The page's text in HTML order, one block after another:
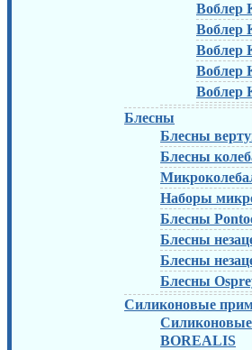
Воблер
Воблер
Воблер
Воблер
Воблер
Блесны
Блесны
Блесны
Наборы
Блесны
Блесны
Блесны
Блесны
Силиконовые
BOREALIS